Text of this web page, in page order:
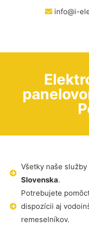
info@i-
Všetky naše
Slovenska.
Potrebujete
dispozícii aj
remeselníkov.